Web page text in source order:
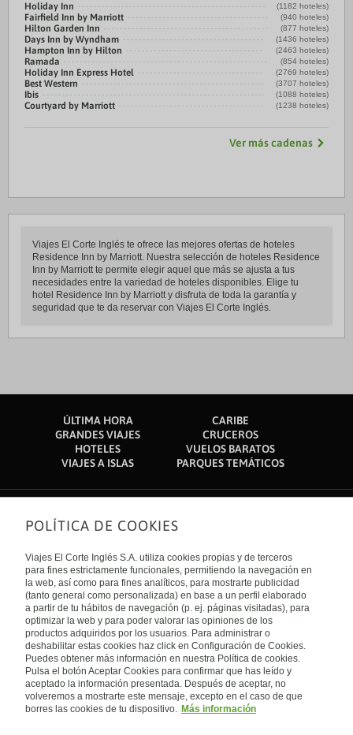
Holiday Inn (1182 hoteles)
Fairfield Inn by Marriott (940 hoteles)
Hilton Garden Inn (877 hoteles)
Days Inn by Wyndham (1436 hoteles)
Hampton Inn by Hilton (2463 hoteles)
Ramada (854 hoteles)
Holiday Inn Express Hotel (2769 hoteles)
Best Western (3707 hoteles)
Ibis (1088 hoteles)
Courtyard by Marriott (1238 hoteles)
Ver más cadenas
Viajes El Corte Inglés te ofrece las mejores ofertas de hoteles
Residence Inn by Marriott. Nuestra selección de hoteles Residence
Inn by Marriott te permite elegir aquel que más se ajusta a tus
necesidades entre la variedad de hoteles disponibles. Elige tu
hotel Residence Inn by Marriott y disfruta de toda la garantía y
seguridad que te da reservar con Viajes El Corte Inglés.
ÚLTIMA HORA
CARIBE
GRANDES VIAJES
CRUCEROS
HOTELES
VUELOS BARATOS
VIAJES A ISLAS
PARQUES TEMÁTICOS
Sobre nosotros
Quiénes somos
Financiación
Sostenibilidad
Turismo accesible
Tarjeta El Corte Inglés
Trabaja con nosotros
El Corte Inglés
Canal Ético
Enlaces de interés
Guías de viaje
Catálogos
Auto check-in
Condiciones Generales
Política de privacidad
Política de cookies
Accesibilidad
Empresas/ Grupos
Internacional
España
Visita nuestro blog
Blog de Viajes el Corte inglés
POLÍTICA DE COOKIES
Viajes El Corte Inglés S.A. utiliza cookies propias y de terceros
para fines estrictamente funcionales, permitiendo la navegación en
la web, así como para fines analíticos, para mostrarte publicidad
(tanto general como personalizada) en base a un perfil elaborado
a partir de tu hábitos de navegación (p. ej. páginas visitadas), para
optimizar la web y para poder valorar las opiniones de los
productos adquiridos por los usuarios. Para administrar o
deshabilitar estas cookies haz click en Configuración de Cookies.
Puedes obtener más información en nuestra Política de cookies.
Pulsa el botón Aceptar Cookies para confirmar que has leído y
aceptado la información presentada. Después de aceptar, no
volveremos a mostrarte este mensaje, excepto en el caso de que
borres las cookies de tu dispositivo. Más información